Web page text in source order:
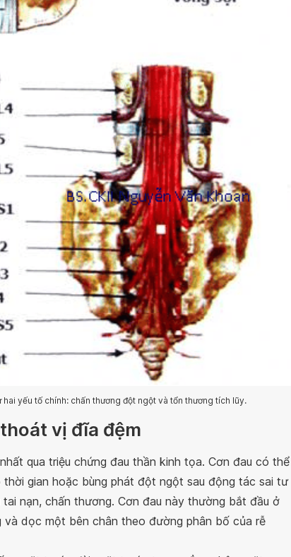
yếu tố chính: chấn thương đột ngột và tổn thương tích lũy.
vị đĩa đệm
qua triệu chứng đau thần kinh tọa. Cơn đau có thể
gian hoặc bùng phát đột ngột sau động tác sai tư
nạn, chấn thương. Cơn đau này thường bắt đầu ở
và dọc một bên chân theo đường phân bố của rễ